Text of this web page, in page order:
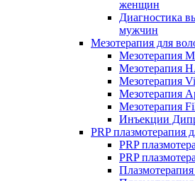
женщин
Диагностика
мужчин
Мезотерапия для
Мезотерапия
Мезотерапия
Мезотерапия
Мезотерапия
Мезотерапия
Инъекции
PRP плазмотерапия
PRP
PRP